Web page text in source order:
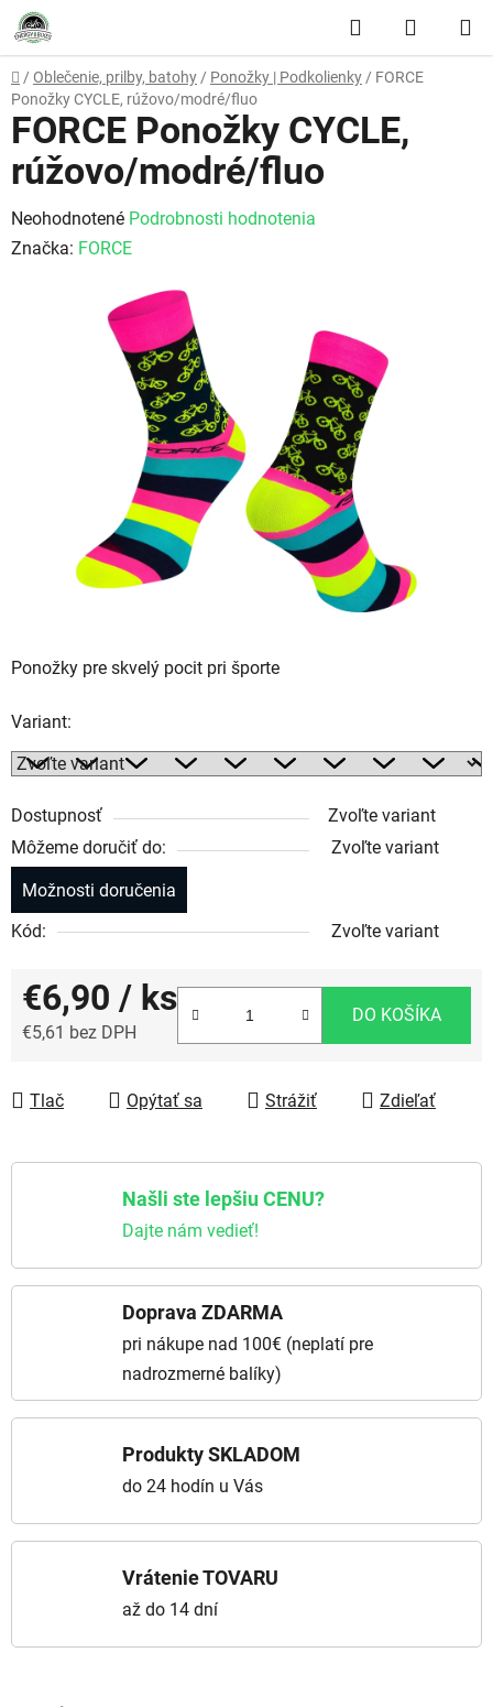
Prejsť na obsah Hľadať
Domov
/ Oblečenie, prilby, batohy / Ponožky | Podkolienky / FORCE
Ponožky CYCLE, rúžovo/modré/fluo
Ponožky pre skvelý pocit pri športe
Variant:
Dostupnosť
Zvoľte variant
Môžeme doručiť do:
Zvoľte variant
Možnosti doručenia
Kód:
Zvoľte variant
€6,90 / ks
€5,61 bez DPH
DO KOŠÍKA
Tlač Opýtať sa Strážiť Zdieľať
FORCE Ponožky CYCLE,
rúžovo/modré/fluo
Priemerné hodnotenie produktu je 0,0 z 5 hviezdičiek.
Neohodnotené Podrobnosti hodnotenia
Značka: FORCE
Našli ste lepšiu CENU?
Dajte nám vedieť!
Doprava ZDARMA
pri nákupe nad 100€ (neplatí pre
nadrozmerné balíky)
Produkty SKLADOM
do 24 hodín u Vás
Vrátenie TOVARU
až do 14 dní